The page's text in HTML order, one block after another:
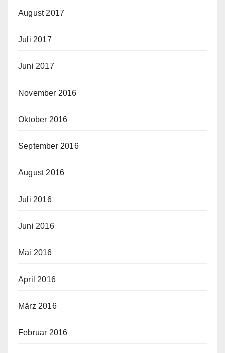
August 2017
Juli 2017
Juni 2017
November 2016
Oktober 2016
September 2016
August 2016
Juli 2016
Juni 2016
Mai 2016
April 2016
März 2016
Februar 2016